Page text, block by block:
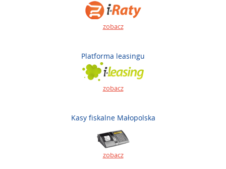
zobacz
Platforma leasingu
zobacz
Kasy fiskalne Małopolska
zobacz